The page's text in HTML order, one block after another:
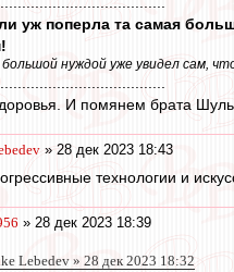
уж поперла та самая
нуждой уже увидел сам,
И помянем брата
» 28 дек 2023 18:43
технологии и
» 28 дек 2023 18:39
Lebedev » 28 дек 2023 18:32